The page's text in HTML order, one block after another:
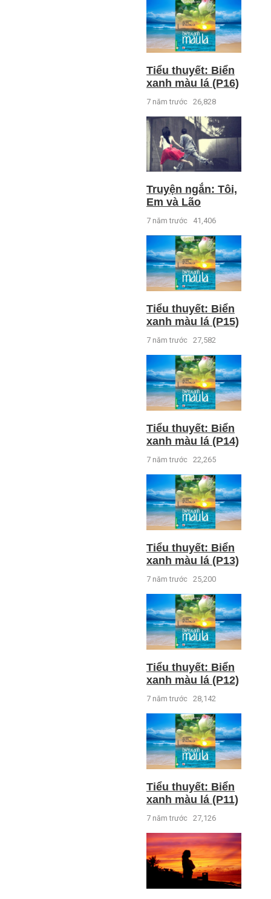
Tiểu thuyết: Biển
xanh màu lá (P16)
7 năm trước 26,828
Truyện ngắn: Tôi,
Em và Lão
7 năm trước 41,406
Tiểu thuyết: Biển
xanh màu lá (P15)
7 năm trước 27,582
Tiểu thuyết: Biển
xanh màu lá (P14)
7 năm trước 22,265
Tiểu thuyết: Biển
xanh màu lá (P13)
7 năm trước 25,200
Tiểu thuyết: Biển
xanh màu lá (P12)
7 năm trước 28,142
Tiểu thuyết: Biển
xanh màu lá (P11)
7 năm trước 27,126